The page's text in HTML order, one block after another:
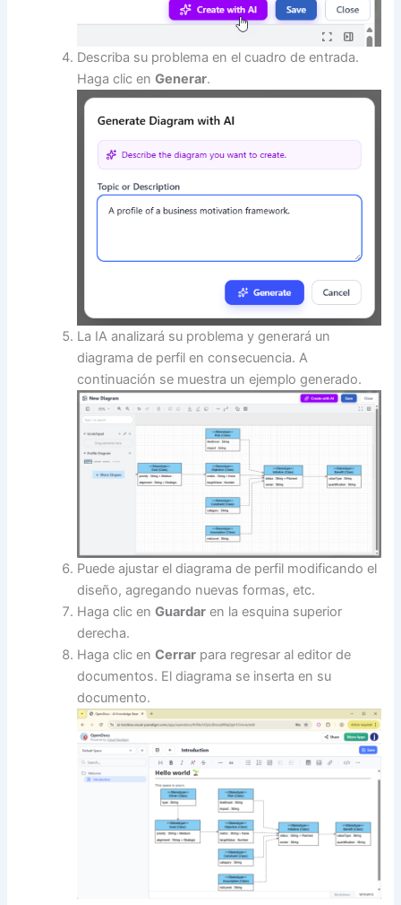
Describa su problema en el cuadro de entrada.
Haga clic enGenerar.
La IA analizará su problema y generará un
diagrama de perfil en consecuencia. A
continuación se muestra un ejemplo generado.
Puede ajustar el diagrama de perfil modificando el
diseño, agregando nuevas formas, etc.
Haga clic enGuardar en la esquina superior
derecha.
Haga clic enCerrar para regresar al editor de
documentos. El diagrama se inserta en su
documento.